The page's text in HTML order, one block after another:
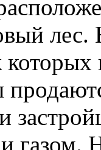
лес.
газом.